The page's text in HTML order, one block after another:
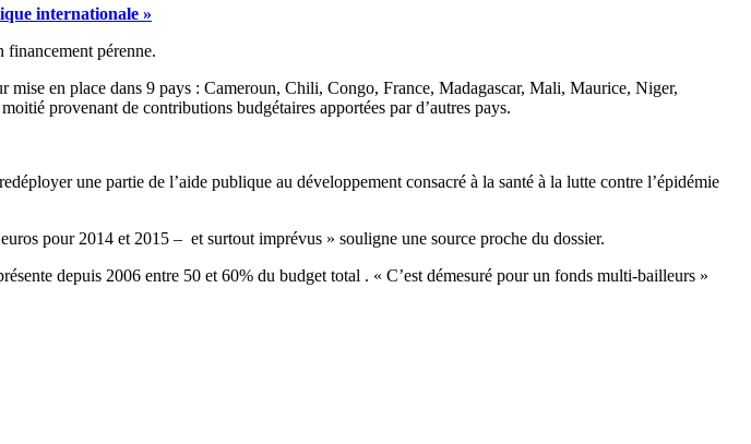
internationale »
pérenne.
en place dans 9 pays : Cameroun, Chili, Congo, France, Madagascar, Mali, Maurice, Niger,
provenant de contributions budgétaires apportées par d’autres pays.
une partie de l’aide publique au développement consacré à la santé à la lutte contre l’épidémie
pour 2014 et 2015 – et surtout imprévus » souligne une source proche du dossier.
depuis 2006 entre 50 et 60% du budget total . « C’est démesuré pour un fonds multi-bailleurs »